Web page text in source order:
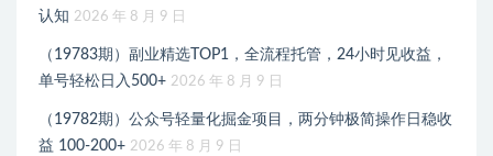
认知 2026 年 8 月 9 日
（19783期）副业精选TOP1，全流程托管，24小时见收益，
单号轻松日入500+ 2026 年 8 月 9 日
（19782期）公众号轻量化掘金项目，两分钟极简操作日稳收
益 100-200+ 2026 年 8 月 9 日